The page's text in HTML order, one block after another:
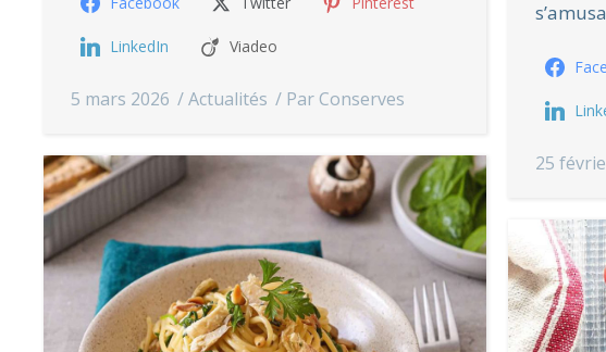
LinkedIn Viadeo
5 mars 2026 Actualités Par Conserves
25